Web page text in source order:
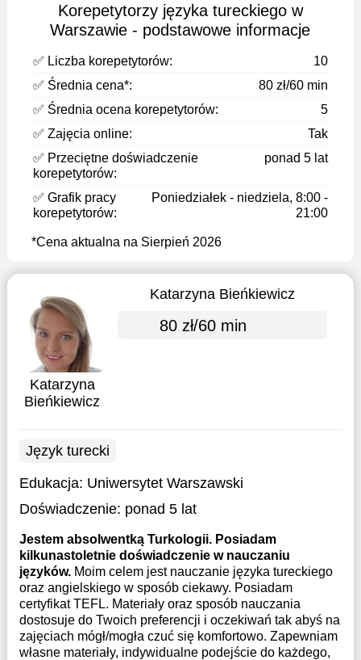
Korepetytorzy języka tureckiego w
Warszawie - podstawowe informacje
✅ Liczba korepetytorów:
10
✅ Średnia cena*:
80 zł/60 min
✅ Średnia ocena korepetytorów:
5
✅ Zajęcia online:
Tak
✅ Przeciętne doświadczenie
korepetytorów:
ponad 5 lat
✅ Grafik pracy
korepetytorów:
Poniedziałek - niedziela, 8:00 -
21:00
*Cena aktualna na Sierpień 2026
Katarzyna
Bieńkiewicz
Katarzyna Bieńkiewicz
80 zł/60 min
Język turecki
Edukacja: Uniwersytet Warszawski
Doświadczenie: ponad 5 lat
Jestem absolwentką Turkologii. Posiadam
kilkunastoletnie doświadczenie w nauczaniu
języków. Moim celem jest nauczanie języka tureckiego
oraz angielskiego w sposób ciekawy. Posiadam
certyfikat TEFL. Materiały oraz sposób nauczania
dostosuje do Twoich preferencji i oczekiwań tak abyś na
zajęciach mógł/mogła czuć się komfortowo. Zapewniam
własne materiały, indywidualne podejście do każdego,